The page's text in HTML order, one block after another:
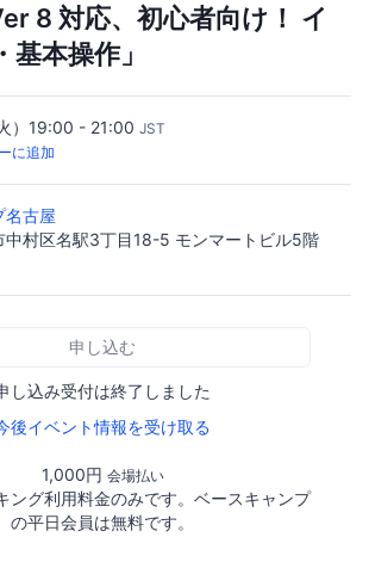
8 対応、初心者向け！ イ
本操作」
）19:00 - 21:00 JST
に追加
名古屋
中村区名駅3丁目18-5 モンマートビル5階
申し込む
し込み受付は終了しました
後イベント情報を受け取る
1,000円 会場払い
ング利用料金のみです。ベースキャンプ
の平日会員は無料です。